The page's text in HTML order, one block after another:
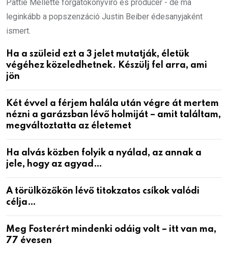
Pattie Mellette forgatókönyvíró és producer - de ma
leginkább a popszenzáció Justin Beiber édesanyjaként
ismert.
Ha a szüleid ezt a 3 jelet mutatják, életük
végéhez közeledhetnek. Készülj fel arra, ami
jön
Két évvel a férjem halála után végre át mertem
nézni a garázsban lévő holmiját – amit találtam,
megváltoztatta az életemet
Ha alvás közben folyik a nyálad, az annak a
jele, hogy az agyad…
A törülközőkön lévő titokzatos csíkok valódi
célja…
Meg Fosterért mindenki odáig volt – itt van ma,
77 évesen